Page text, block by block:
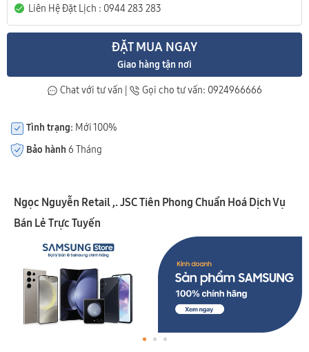
Liên Hệ Đặt Lịch : 0944 283 283
ĐẶT MUA NGAY
Giao hàng tận nơi
Chat với tư vấn | Gọi cho tư vấn: 0924966666
Tình trạng: Mới 100%
Bảo hành 6 Tháng
Ngọc Nguyễn Retail ,. JSC Tiên Phong Chuẩn Hoá Dịch Vụ
Bán Lẻ Trực Tuyến